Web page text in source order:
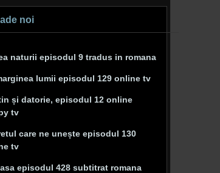
noi
naturii episodul 9 tradus in romana
lumii episodul 129 online tv
și datorie, episodul 12 online
tv
care ne unește episodul 130
tv
episodul 428 subtitrat romana